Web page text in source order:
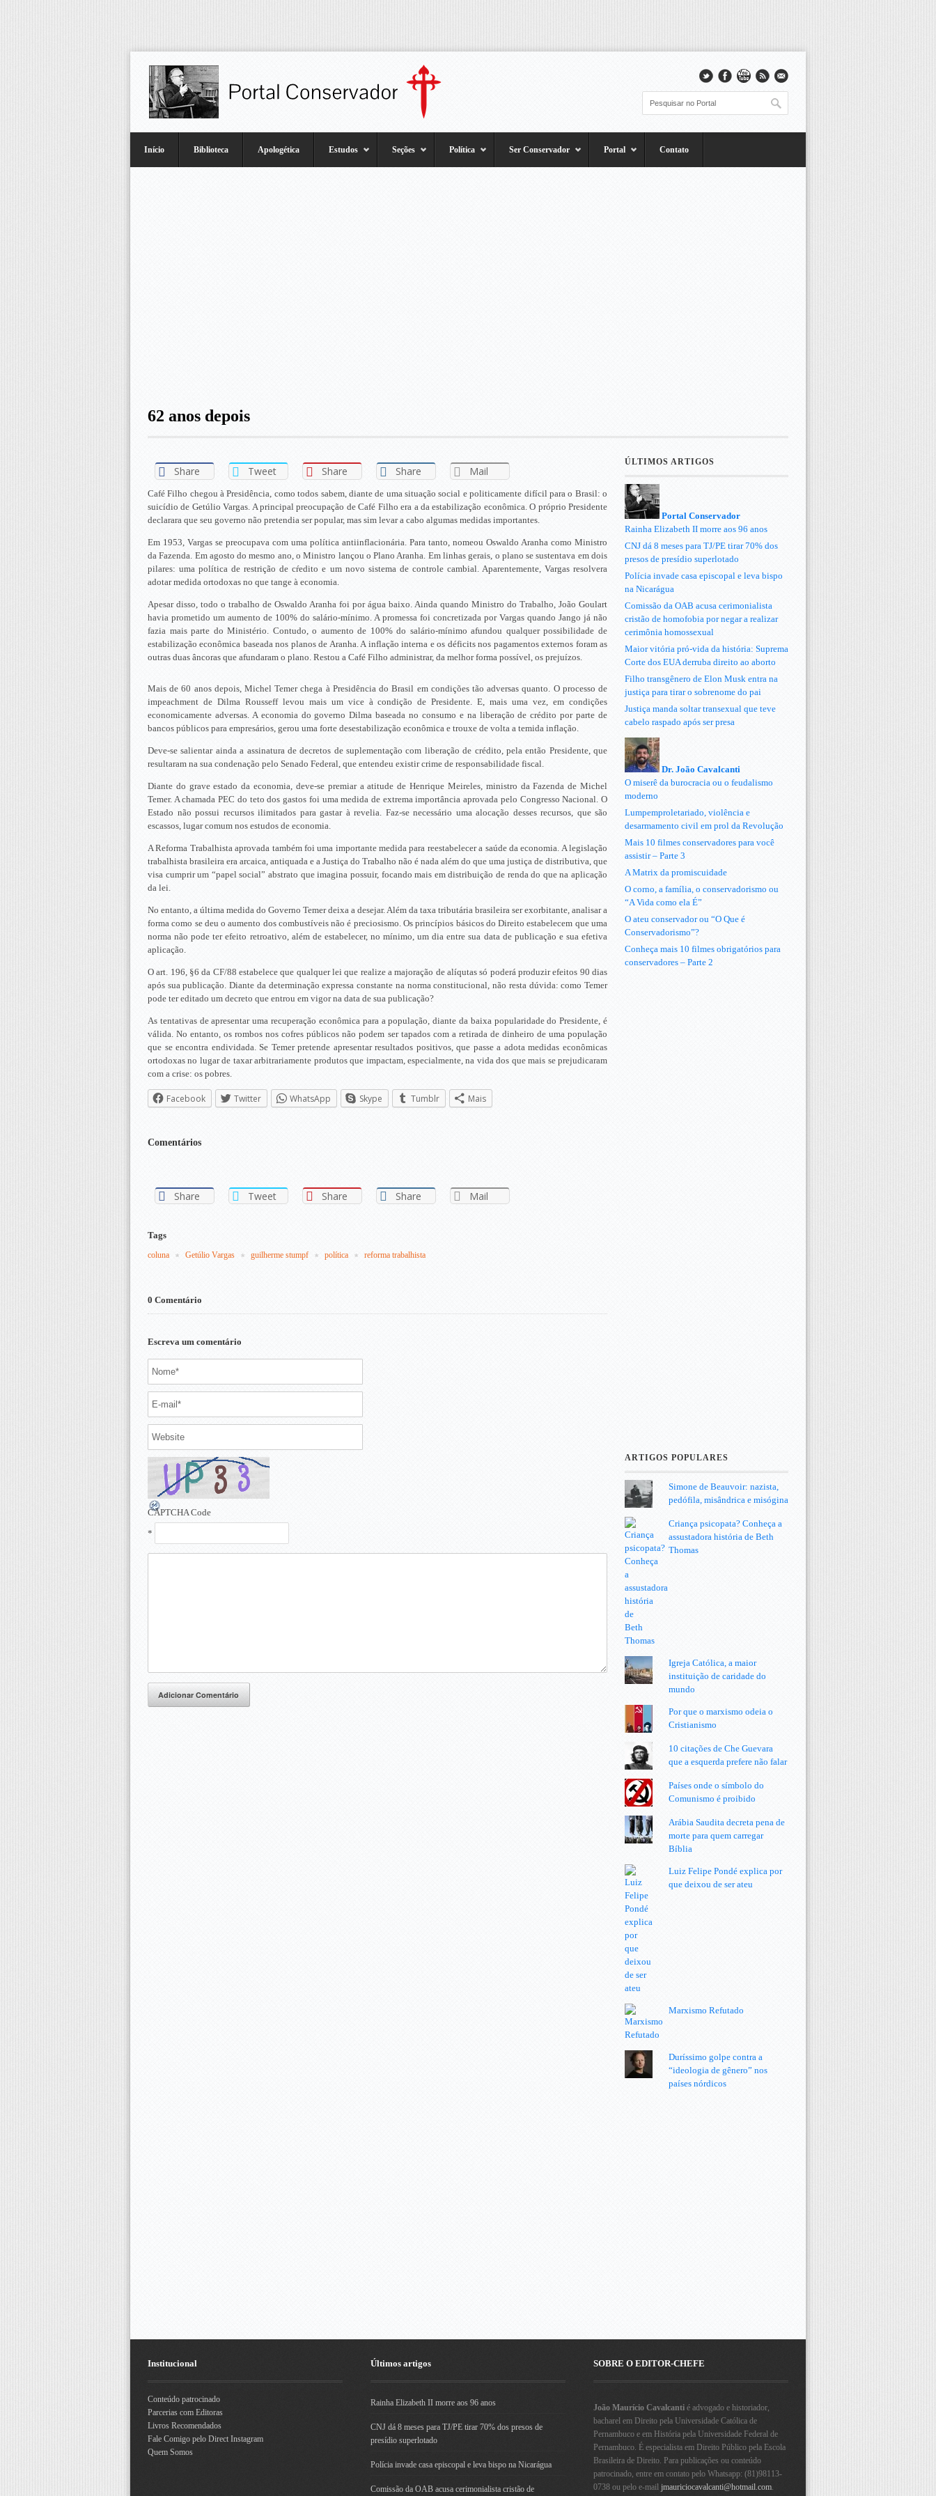
Início Biblioteca Apologética Estudos Seções Política Ser Conservador Portal Contato
62 anos depois
Share Tweet Share Share Mail
Café Filho chegou à Presidência, como todos sabem, diante de uma situação social e politicamente difícil para o Brasil: o
suicídio de Getúlio Vargas. A principal preocupação de Café Filho era a da estabilização econômica. O próprio Presidente
declarara que seu governo não pretendia ser popular, mas sim levar a cabo algumas medidas importantes.
Em 1953, Vargas se preocupava com uma política antiinflacionária. Para tanto, nomeou Oswaldo Aranha como Ministro
da Fazenda. Em agosto do mesmo ano, o Ministro lançou o Plano Aranha. Em linhas gerais, o plano se sustentava em dois
pilares: uma política de restrição de cŕedito e um novo sistema de controle cambial. Aparentemente, Vargas resolvera
adotar medida ortodoxas no que tange à economia.
Apesar disso, todo o trabalho de Oswaldo Aranha foi por água baixo. Ainda quando Ministro do Trabalho, João Goulart
havia prometido um aumento de 100% do salário-mínimo. A promessa foi concretizada por Vargas quando Jango já não
fazia mais parte do Ministério. Contudo, o aumento de 100% do salário-mínimo afundou qualquer possibilidade de
estabilização econômica baseada nos planos de Aranha. A inflação interna e os déficits nos pagamentos externos foram as
outras duas âncoras que afundaram o plano. Restou a Café Filho administrar, da melhor forma possível, os prejuízos.
Mais de 60 anos depois, Michel Temer chega à Presidência do Brasil em condições tão adversas quanto. O processo de
impeachment de Dilma Rousseff levou mais um vice à condição de Presidente. E, mais uma vez, em condições
economicamente adversas. A economia do governo Dilma baseada no consumo e na liberação de crédito por parte de
bancos públicos para empresários, gerou uma forte desestabilização econômica e trouxe de volta a temida inflação.
Deve-se salientar ainda a assinatura de decretos de suplementação com liberação de crédito, pela então Presidente, que
resultaram na sua condenação pelo Senado Federal, que entendeu existir crime de responsabilidade fiscal.
Diante do grave estado da economia, deve-se premiar a atitude de Henrique Meireles, ministro da Fazenda de Michel
Temer. A chamada PEC do teto dos gastos foi uma medida de extrema importância aprovada pelo Congresso Nacional. O
Estado não possui recursos ilimitados para gastar à revelia. Faz-se necessário uma alocação desses recursos, que são
escassos, lugar comum nos estudos de economia.
A Reforma Trabalhista aprovada também foi uma importante medida para reestabelecer a saúde da economia. A legislação
trabalhista brasileira era arcaica, antiquada e a Justiça do Trabalho não é nada além do que uma justiça de distributiva, que
visa cumprir um “papel social” abstrato que imagina possuir, focando mais em distribuição de renda do que na aplicação
da lei.
No entanto, a última medida do Governo Temer deixa a desejar. Além da taxa tributária brasileira ser exorbitante, analisar a
forma como se deu o aumento dos combustíveis não é preciosismo. Os princípios básicos do Direito estabelecem que uma
norma não pode ter efeito retroativo, além de estabelecer, no mínimo, um dia entre sua data de publicação e sua efetiva
aplicação.
O art. 196, §6 da CF/88 estabelece que qualquer lei que realize a majoração de alíqutas só poderá produzir efeitos 90 dias
após sua publicação. Diante da determinação expressa constante na norma constitucional, não resta dúvida: como Temer
pode ter editado um decreto que entrou em vigor na data de sua publicação?
As tentativas de apresentar uma recuperação econômica para a população, diante da baixa popularidade do Presidente, é
válida. No entanto, os rombos nos cofres públicos não podem ser tapados com a retirada de dinheiro de uma população
que se encontra endividada. Se Temer pretende apresentar resultados positivos, que passe a adota medidas econômicas
ortodoxas no lugar de taxar arbitrariamente produtos que impactam, especialmente, na vida dos que mais se prejudicaram
com a crise: os pobres.
Facebook Twitter WhatsApp Skype Tumblr Mais
Comentários
Share Tweet Share Share Mail
Tags
coluna Getúlio Vargas guilherme stumpf política reforma trabalhista
0 Comentário
Escreva um comentário
CAPTCHA Code
*
Adicionar Comentário
ÚLTIMOS ARTIGOS
Portal Conservador
Rainha Elizabeth II morre aos 96 anos
CNJ dá 8 meses para TJ/PE tirar 70% dos
presos de presídio superlotado
Polícia invade casa episcopal e leva bispo
na Nicarágua
Comissão da OAB acusa cerimonialista
cristão de homofobia por negar a realizar
cerimônia homossexual
Maior vitória pró-vida da história: Suprema
Corte dos EUA derruba direito ao aborto
Filho transgênero de Elon Musk entra na
justiça para tirar o sobrenome do pai
Justiça manda soltar transexual que teve
cabelo raspado após ser presa
Dr. João Cavalcanti
O miserê da burocracia ou o feudalismo
moderno
Lumpemproletariado, violência e
desarmamento civil em prol da Revolução
Mais 10 filmes conservadores para você
assistir – Parte 3
A Matrix da promiscuidade
O corno, a família, o conservadorismo ou
“A Vida como ela É”
O ateu conservador ou “O Que é
Conservadorismo”?
Conheça mais 10 filmes obrigatórios para
conservadores – Parte 2
ARTIGOS POPULARES
Simone de Beauvoir: nazista,
pedófila, misândrica e misógina
Criança psicopata? Conheça a
assustadora história de Beth
Thomas
Igreja Católica, a maior
instituição de caridade do
mundo
Por que o marxismo odeia o
Cristianismo
10 citações de Che Guevara
que a esquerda prefere não falar
Países onde o símbolo do
Comunismo é proibido
Arábia Saudita decreta pena de
morte para quem carregar
Bíblia
Luiz Felipe Pondé explica por
que deixou de ser ateu
Marxismo Refutado
Duríssimo golpe contra a
“ideologia de gênero” nos
países nórdicos
Institucional
Conteúdo patrocinado
Parcerias com Editoras
Livros Recomendados
Fale Comigo pelo Direct Instagram
Quem Somos
Últimos artigos
Rainha Elizabeth II morre aos 96 anos
CNJ dá 8 meses para TJ/PE tirar 70% dos presos de
presídio superlotado
Polícia invade casa episcopal e leva bispo na Nicarágua
Comissão da OAB acusa cerimonialista cristão de
SOBRE O EDITOR-CHEFE
João Maurício Cavalcanti é advogado e historiador,
bacharel em Direito pela Universidade Católica de
Pernambuco e em História pela Universidade Federal de
Pernambuco. É especialista em Direito Público pela Escola
Brasileira de Direito. Para publicações ou conteúdo
patrocinado, entre em contato pelo Whatsapp: (81)98113-
0738 ou pelo e-mail jmauriciocavalcanti@hotmail.com.